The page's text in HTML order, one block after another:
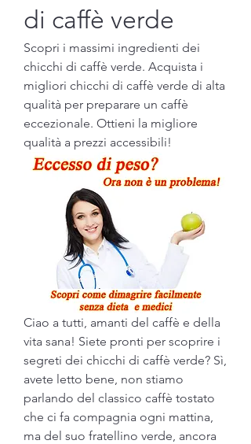
di caffè verde
Scopri i massimi ingredienti dei
chicchi di caffè verde. Acquista i
migliori chicchi di caffè verde di alta
qualità per preparare un caffè
eccezionale. Ottieni la migliore
qualità a prezzi accessibili!
Ciao a tutti, amanti del caffè e della
vita sana! Siete pronti per scoprire i
segreti dei chicchi di caffè verde? Sì,
avete letto bene, non stiamo
parlando del classico caffè tostato
che ci fa compagnia ogni mattina,
ma del suo fratellino verde, ancora